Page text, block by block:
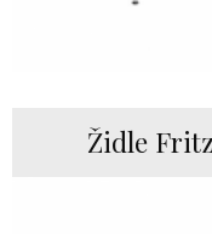
Židle